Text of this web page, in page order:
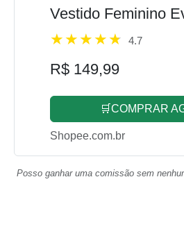
Vestido Feminino
4.7
R$ 149,99
🛒COMPRAR
Shopee.com.br
Posso ganhar uma comissão sem